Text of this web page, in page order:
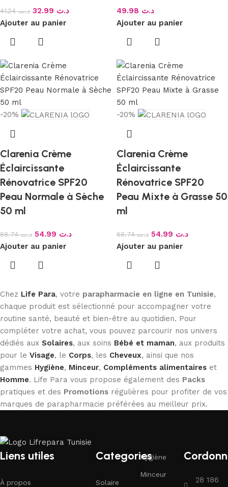
د.ت41.24 د.ت
Ajouter au panier
د.ت
Ajouter au panier
-20%
Clarenia Crème
Éclaircissante
Rénovatrice SPF20
Peau Normale à Sèche
50 ml
د.ت68.74 د.ت
Ajouter au panier
-20%
Clarenia Crème
Éclaircissante
Rénovatrice SPF20
Peau Mixte à Grasse 50
ml
د.ت68.74 د.ت
Ajouter au panier
Chez Life Para, votre parapharmacie en ligne en Tunisie,
chaque produit est sélectionné pour accompagner votre
routine santé, beauté et bien-être au quotidien. Pour
compléter votre achat, vous pouvez parcourir nos univers
dédiés aux Solaires, aux soins Bébé et maman, aux produits
pour le Visage, le Corps, les Cheveux, ainsi que nos
gammes Hygiène, Minceur, Compléments alimentaires et
Homme. Life Para vous propose également des Packs
pratiques et des Promotions régulières pour profiter de vos
marques de parapharmacie préférées au meilleur prix.
Liens utiles
À propos
Categories
Solaire
Hygiène
Minceur
28 186